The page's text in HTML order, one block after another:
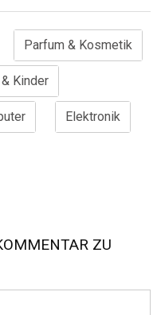
Parfum & Kosmetik
& Kinder
Elektronik
ZU